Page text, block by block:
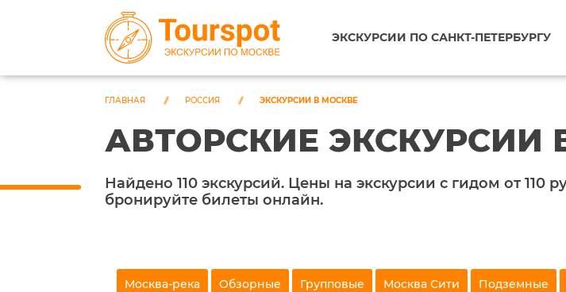
ЭКСКУРСИИ ПО САНКТ-ПЕТЕРБУРГУ
ГЛАВНАЯ РОССИЯ ЭКСКУРСИИ В МОСКВЕ
АВТОРСКИЕ ЭКСКУРСИИ
Найдено 110 экскурсий. Цены на экскурсии с гидом от 110
бронируйте билеты онлайн.
Москва-река Обзорные Групповые Москва Сити Подземные